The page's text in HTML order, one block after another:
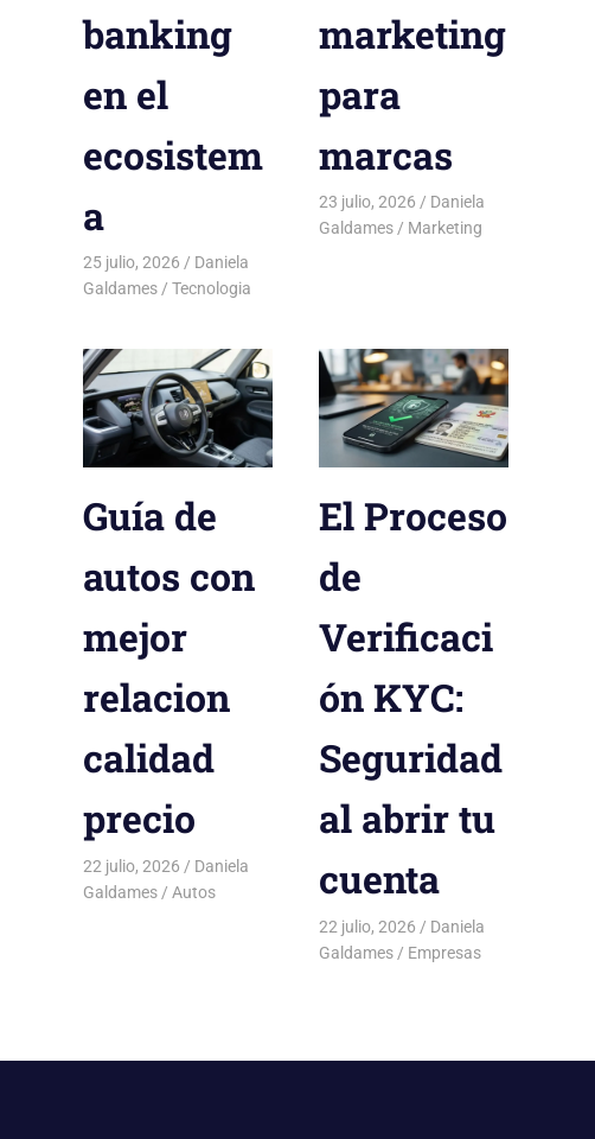
banking
en el
ecosistem
a
25 julio, 2026
Daniela
Galdames
Tecnologia
marketing
para
marcas
23 julio, 2026
Daniela
Galdames
Marketing
Guía de
autos con
mejor
relacion
calidad
precio
22 julio, 2026
Daniela
Galdames
Autos
El Proceso
de
Verificaci
ón KYC:
Seguridad
al abrir tu
cuenta
22 julio, 2026
Daniela
Galdames
Empresas